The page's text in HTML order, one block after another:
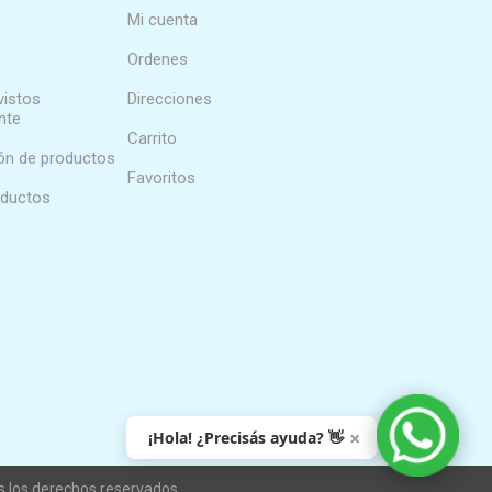
de productos
Mi cuenta
Ordenes
Direcciones
Carrito
Favoritos
¡Hola! ¿Precisás ayuda? 👋 ×